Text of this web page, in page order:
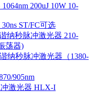
200uJ 10W 10-
ST/FC可选
纳秒脉冲激光器 210-
荡器)
纳秒脉冲激光器（1380-
905nm
冲激光器 HLX-I